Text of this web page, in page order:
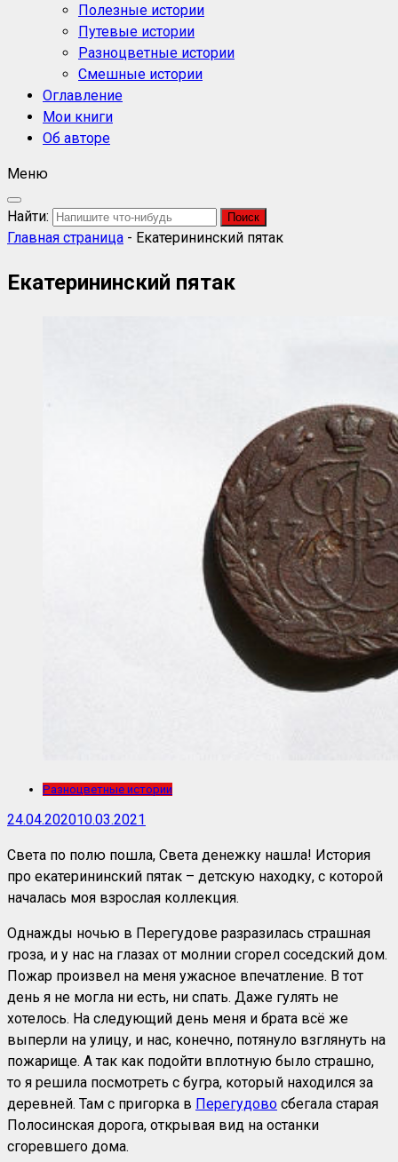
Полезные истории
Путевые истории
Разноцветные истории
Смешные истории
Оглавление
Мои книги
Об авторе
Меню
Найти:
Главная страница - Екатерининский пятак
Екатерининский пятак
Разноцветные истории
24.04.202010.03.2021
Света по полю пошла, Света денежку нашла! История
про екатерининский пятак – детскую находку, с которой
началась моя взрослая коллекция.
Однажды ночью в Перегудове разразилась страшная
гроза, и у нас на глазах от молнии сгорел соседский дом.
Пожар произвел на меня ужасное впечатление. В тот
день я не могла ни есть, ни спать. Даже гулять не
хотелось. На следующий день меня и брата всё же
выперли на улицу, и нас, конечно, потянуло взглянуть на
пожарище. А так как подойти вплотную было страшно,
то я решила посмотреть с бугра, который находился за
деревней. Там с пригорка в Перегудово сбегала старая
Полосинская дорога, открывая вид на останки
сгоревшего дома.